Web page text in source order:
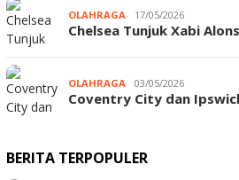
OLAHRAGA 17/05/2026
Chelsea Tunjuk Xabi
OLAHRAGA 03/05/2026
Coventry City dan
BERITA TERPOPULER